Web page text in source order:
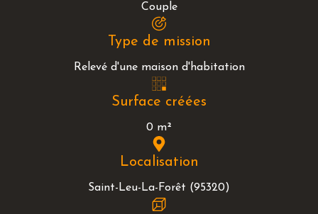
Couple
Type de mission
Relevé d'une maison d'habitation
Surface créées
0 m²
Localisation
Saint-Leu-La-Forêt (95320)